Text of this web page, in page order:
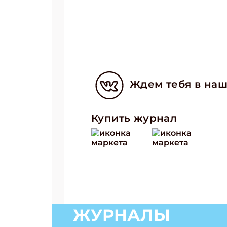
Ждем тебя в
Купить журнал
ЖУРНАЛЫ